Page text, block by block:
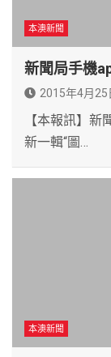
本澳新聞
新聞局手機
2015年4月25
【本報訊】新
新一輯“圖…
本澳新聞